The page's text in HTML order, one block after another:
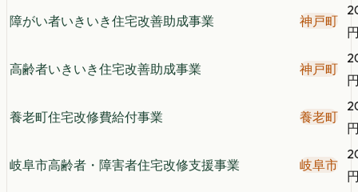
障がい者いきいき住宅改善助成事業 神戸町
高齢者いきいき住宅改善助成事業 神戸町
養老町住宅改修費給付事業 養老町
岐阜市高齢者・障害者住宅改修支援事業 岐阜市